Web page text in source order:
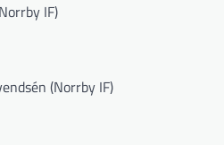
IF)
(Norrby IF)